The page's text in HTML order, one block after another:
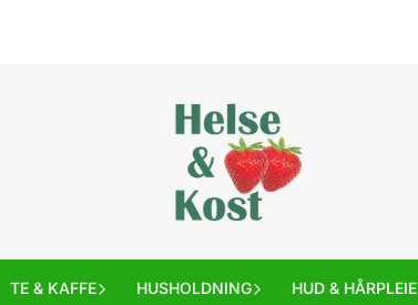
TE & KAFFE HUSHOLDNING HUD & HÅRPLEIE